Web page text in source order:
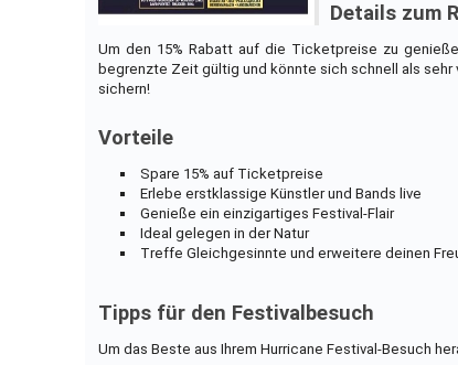
Details zum
Um den 15% Rabatt auf die Ticketpreise zu
begrenzte Zeit gültig und könnte sich schnell als
sichern!
Vorteile
Spare 15% auf Ticketpreise
Erlebe erstklassige Künstler und Bands live
Genieße ein einzigartiges Festival-Flair
Ideal gelegen in der Natur
Treffe Gleichgesinnte und erweitere deinen
Tipps für den Festivalbesuch
Um das Beste aus Ihrem Hurricane Festival-Besuch